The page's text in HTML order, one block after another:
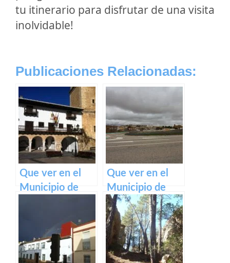
tu itinerario para disfrutar de una visita
inolvidable!
Publicaciones Relacionadas:
Que ver en el
Municipio de
Castilla La
Mancha
Que ver en el
Municipio de
Pozorrubielos de
la Mancha en
Castilla La
Mancha